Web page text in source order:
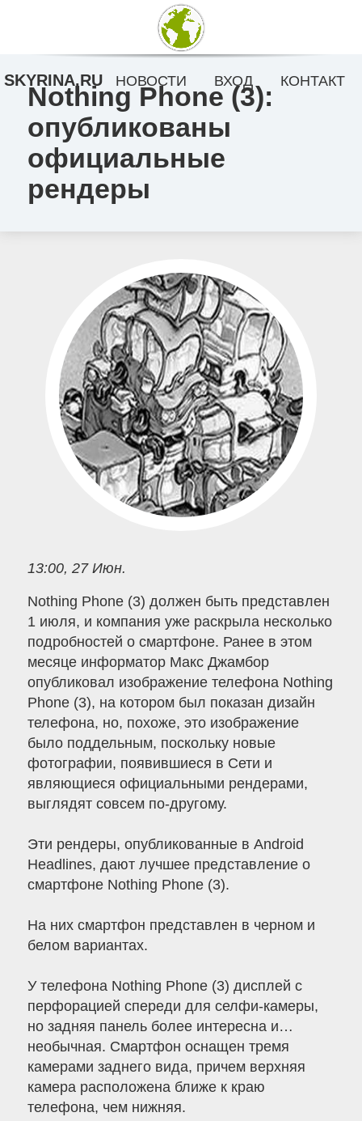
Nothing Phone (3):
опубликованы
официальные
рендеры
13:00, 27 Июн.
Nothing Phone (3) должен быть представлен
1 июля, и компания уже раскрыла несколько
подробностей о смартфоне. Ранее в этом
месяце информатор Макс Джамбор
опубликовал изображение телефона Nothing
Phone (3), на котором был показан дизайн
телефона, но, похоже, это изображение
было поддельным, поскольку новые
фотографии, появившиеся в Сети и
являющиеся официальными рендерами,
выглядят совсем по-другому.
Эти рендеры, опубликованные в Android
Headlines, дают лучшее представление о
смартфоне Nothing Phone (3).
На них смартфон представлен в черном и
белом вариантах.
У телефона Nothing Phone (3) дисплей с
перфорацией спереди для селфи-камеры,
но задняя панель более интересна и…
необычная. Смартфон оснащен тремя
камерами заднего вида, причем верхняя
камера расположена ближе к краю
телефона, чем нижняя.
SKYRINA.RU НОВОСТИ ВХОД КОНТАКТ